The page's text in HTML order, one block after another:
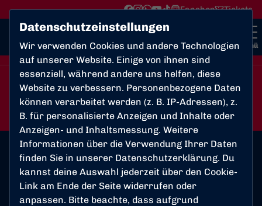
Datenschutzeinstellungen
Wir verwenden Cookies und andere Technologien
auf unserer Website. Einige von ihnen sind
essenziell, während andere uns helfen, diese
Website zu verbessern. Personenbezogene Daten
können verarbeitet werden (z. B. IP-Adressen), z.
B. für personalisierte Anzeigen und Inhalte oder
Anzeigen- und Inhaltsmessung. Weitere
Informationen über die Verwendung Ihrer Daten
finden Sie in unserer Datenschutzerklärung. Du
kannst deine Auswahl jederzeit über den Cookie-
Link am Ende der Seite widerrufen oder
anpassen. Bitte beachte, dass aufgrund
Fanshop Tickets
Menü
Bonner SC
1. Mannschaft
3:2
SpVg Frechen 20
1. Mannschaft
Spielort
Sportpark Nord